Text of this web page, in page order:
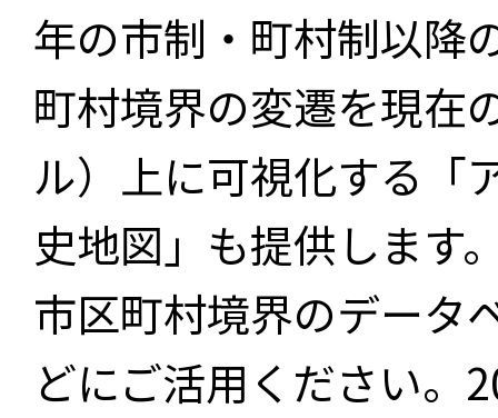
年の市制・町村制以降
町村境界の変遷を現在
ル）上に可視化する「
史地図」も提供します
市区町村境界のデータ
どにご活用ください。